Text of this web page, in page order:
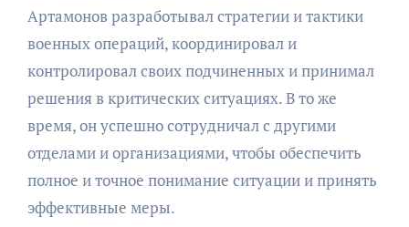
Артамонов разработывал стратегии и тактики
военных операций, координировал и
контролировал своих подчиненных и принимал
решения в критических ситуациях. В то же
время, он успешно сотрудничал с другими
отделами и организациями, чтобы обеспечить
полное и точное понимание ситуации и принять
эффективные меры.